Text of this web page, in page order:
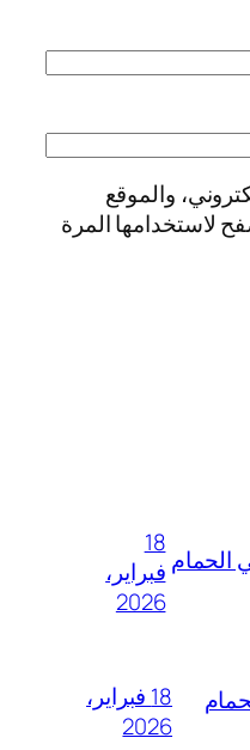
والموقع
لاستخدامها المرة
الحمام
18
فبراير،
2026
18 فبراير،
2026